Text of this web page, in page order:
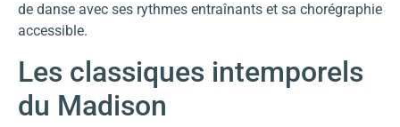
de danse avec ses rythmes entraînants et sa chorégraphie
accessible.
Les classiques intemporels
du Madison